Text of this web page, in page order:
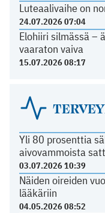
Luteaalivaihe on
24.07.2026 07:04
Elohiiri silmässä –
vaaraton vaiva
15.07.2026 08:17
Yli 80 prosenttia
aivovammoista
03.07.2026 10:39
Näiden oireiden
lääkäriin
04.05.2026 08:52